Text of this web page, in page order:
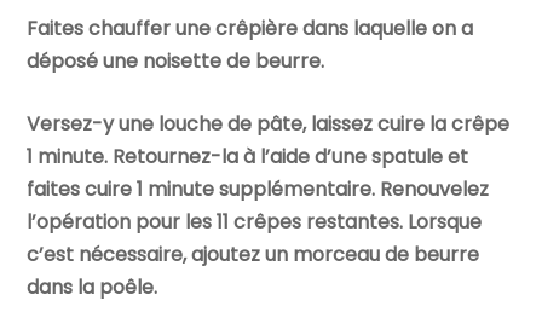
Faites chauffer une crêpière dans laquelle on a
déposé une noisette de beurre.
Versez-y une louche de pâte, laissez cuire la crêpe
1 minute. Retournez-la à l’aide d’une spatule et
faites cuire 1 minute supplémentaire. Renouvelez
l’opération pour les 11 crêpes restantes. Lorsque
c’est nécessaire, ajoutez un morceau de beurre
dans la poêle.